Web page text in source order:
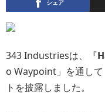
シェア
343 Industriesは、『
o Waypoint」を通して
トを披露しました。